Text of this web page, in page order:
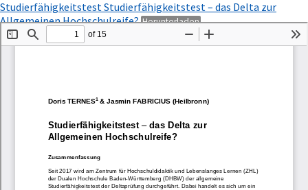
Zu
Artikeldetails
zurückkehren
Studierfähigkeitstest Studierfähigkeitstest – das Delta zur
Allgemeinen Hochschulreife?HerunterladenPDF
herunterladen